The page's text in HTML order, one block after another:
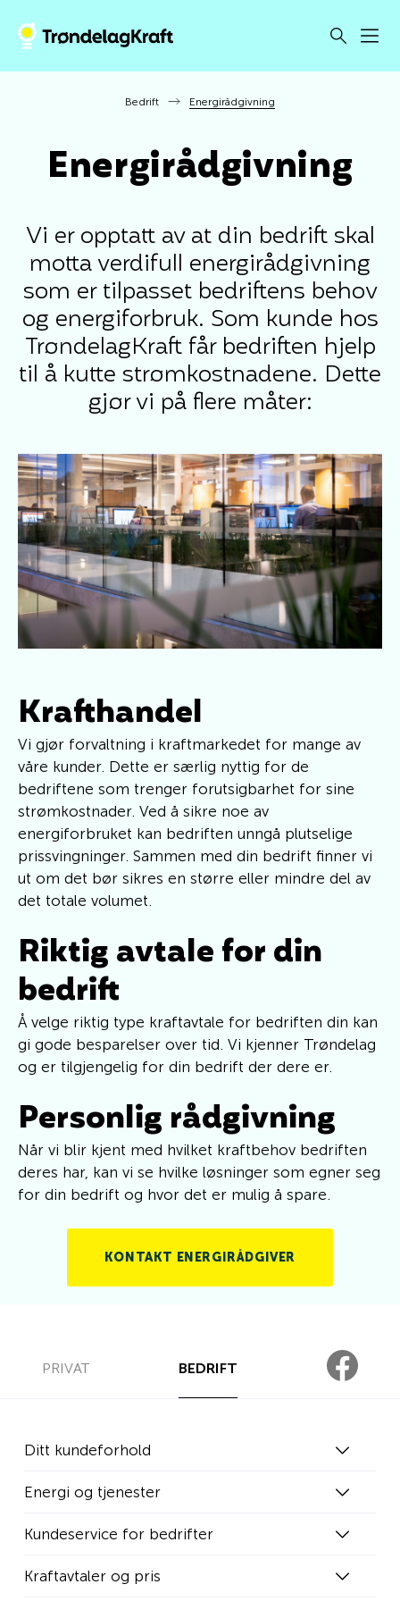
Bedrift Energirådgivning
Energirådgivning
Vi er opptatt av at din bedrift skal
motta verdifull energirådgivning
som er tilpasset bedriftens behov
og energiforbruk. Som kunde hos
TrøndelagKraft får bedriften hjelp
til å kutte strømkostnadene. Dette
gjør vi på flere måter:
Krafthandel
Vi gjør forvaltning i kraftmarkedet for mange av
våre kunder. Dette er særlig nyttig for de
bedriftene som trenger forutsigbarhet for sine
strømkostnader. Ved å sikre noe av
energiforbruket kan bedriften unngå plutselige
prissvingninger. Sammen med din bedrift finner vi
ut om det bør sikres en større eller mindre del av
det totale volumet.
Riktig avtale for din
bedrift
Å velge riktig type kraftavtale for bedriften din kan
gi gode besparelser over tid. Vi kjenner Trøndelag
og er tilgjengelig for din bedrift der dere er.
Personlig rådgivning
Når vi blir kjent med hvilket kraftbehov bedriften
deres har, kan vi se hvilke løsninger som egner seg
for din bedrift og hvor det er mulig å spare.
KONTAKT ENERGIRÅDGIVER
PRIVAT BEDRIFT
Ditt kundeforhold
Energi og tjenester
Kundeservice for bedrifter
Kraftavtaler og pris